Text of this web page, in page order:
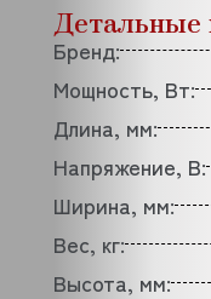
Детальные
Бренд:
Мощность, Вт:
Длина, мм:
Напряжение, В:
Ширина, мм:
Вес, кг:
Высота, мм: